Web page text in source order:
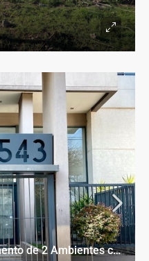
OPORTUNIDAD!!! Departamento de 2 Ambientes con Cochera en Banfield Este